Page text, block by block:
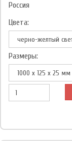
Россия
Цвета:
Размеры: